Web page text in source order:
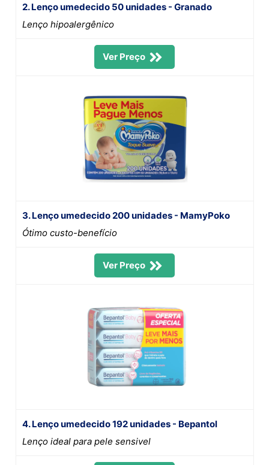
2. Lenço umedecido 50 unidades - Granado
Lenço hipoalergênico
Ver Preço
3. Lenço umedecido 200 unidades - MamyPoko
Ótimo custo-benefício
Ver Preço
4. Lenço umedecido 192 unidades - Bepantol
Lenço ideal para pele sensivel